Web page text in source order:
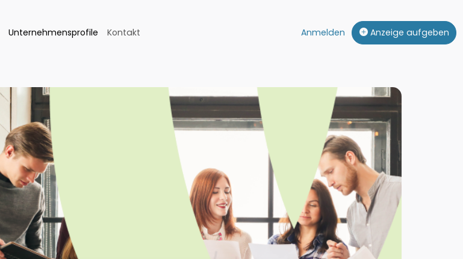
Unternehmensprofile Kontakt Anmelden Anzeige aufgeben